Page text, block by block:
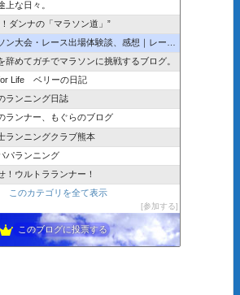
上な日々。
ダンナの「マラソン道」”
大会・レース出場体験談、感想｜レース中の写真まである
辞めてガチでマラソンに挑戦するブログ。
Life ベリーの日記
ランニング日誌
ランナー、もぐらのブログ
ランニングクラブ熊本
パランニング
！ウルトラランナー！
このカテゴリを全て表示
参加する
このブログに投票する